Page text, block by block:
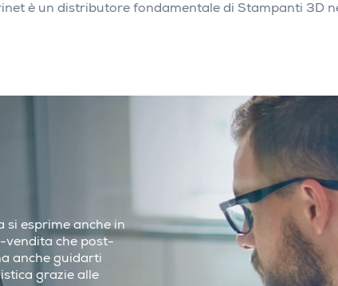
è un distributore fondamentale di Stampanti 3D
esprime anche in
vendita che post-
anche guidarti
grazie alle